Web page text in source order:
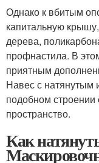
Однако к вбитым
капитальную
дерева,
профнастила. В
приятным
Навес с натянутым
подобном строении
пространство.
Как